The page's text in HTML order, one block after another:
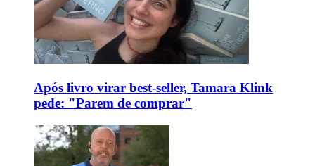
Após livro virar best-seller, Tamara Klink
pede: "Parem de comprar"